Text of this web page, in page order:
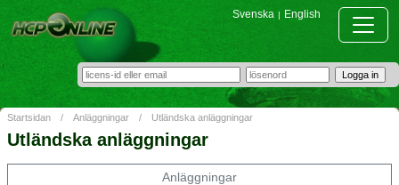
Svenska | English
Startsidan / Anläggningar / Utländska anläggningar
Utländska anläggningar
Anläggningar